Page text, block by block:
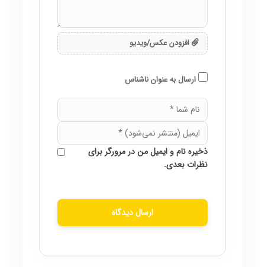
افزودن عکس/ویدیو
ارسال به عنوان ناشناس
ذخیره نام و ایمیل من در مرورگر برای
نظرات بعدی.
ارسال دیدگاه